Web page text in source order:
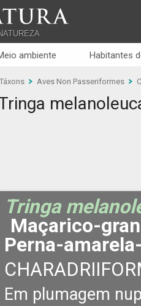
ambiente Habitantes
Táxons Aves Non Passeriformes
Tringa
Maçarico-
Perna-
Em plumagem